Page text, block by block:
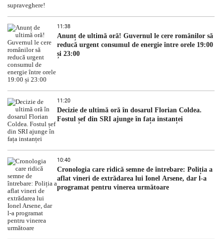
11:38
Anunț de ultimă oră! Guvernul le cere românilor să
reducă urgent consumul de energie între orele 19:00
și 23:00
11:20
Decizie de ultimă oră în dosarul Florian Coldea.
Fostul șef din SRI ajunge în fața instanței
10:40
Cronologia care ridică semne de întrebare: Poliția a
aflat vineri de extrădarea lui Ionel Arsene, dar l-a
programat pentru vinerea următoare